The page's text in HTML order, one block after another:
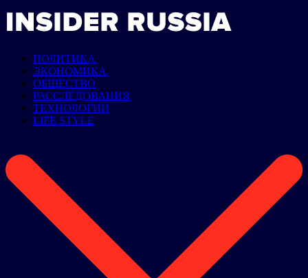
ПОЛИТИКА
ЭКОНОМИКА
ОБЩЕСТВО
РАССЛЕДОВАНИЯ
ТЕХНОЛОГИИ
LIFE STYLE